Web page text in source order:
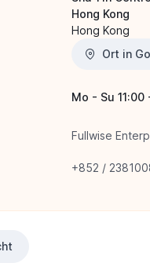
Hong Kong
Hong Kong
Ort in
Mo - Su 11:00
Fullwise
+852 /